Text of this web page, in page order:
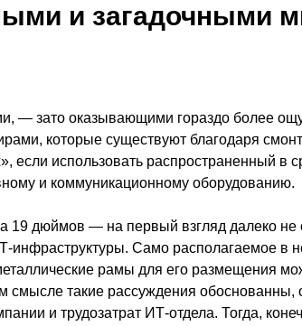
и загадочными
— зато оказывающими гораздо более
которые существуют благодаря
использовать распространенный в
и коммуникационному оборудованию.
19 дюймов — на первый взгляд далеко
инфраструктуры. Само располагаемое в
рамы для его размещения
такие рассуждения обоснованны,
и трудозатрат ИТ-отдела. Тогда,